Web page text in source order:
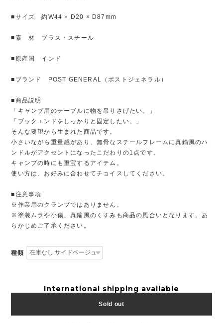
■サイズ 約W44 × D20 × D87mm
■素 材 ブラス・スチール
■原産国 インド
■ブランド POST GENERAL（ポストジェネラル）
■商品説明
「キャンプ用のテーブルに物を吊りさげたい。」
「ブックエンドをしっかりと固定したい。」
そんな要望から生まれた商品です。
小さいながら重量感があり、無骨なスチールフレームに真鍮風のハ
ンドルがアクセントになったこだわりの1点です。
キャンプの時にも重宝するアイテム。
使い方は、お好みに合わせてチョイスしてください。
■注意事項
※作業用のクランプではありません。
※塗装ムラや小傷、真鍮風のくすみも商品の風合いとなります。あ
らかじめご了承ください。
種類
International shipping available
Sold out